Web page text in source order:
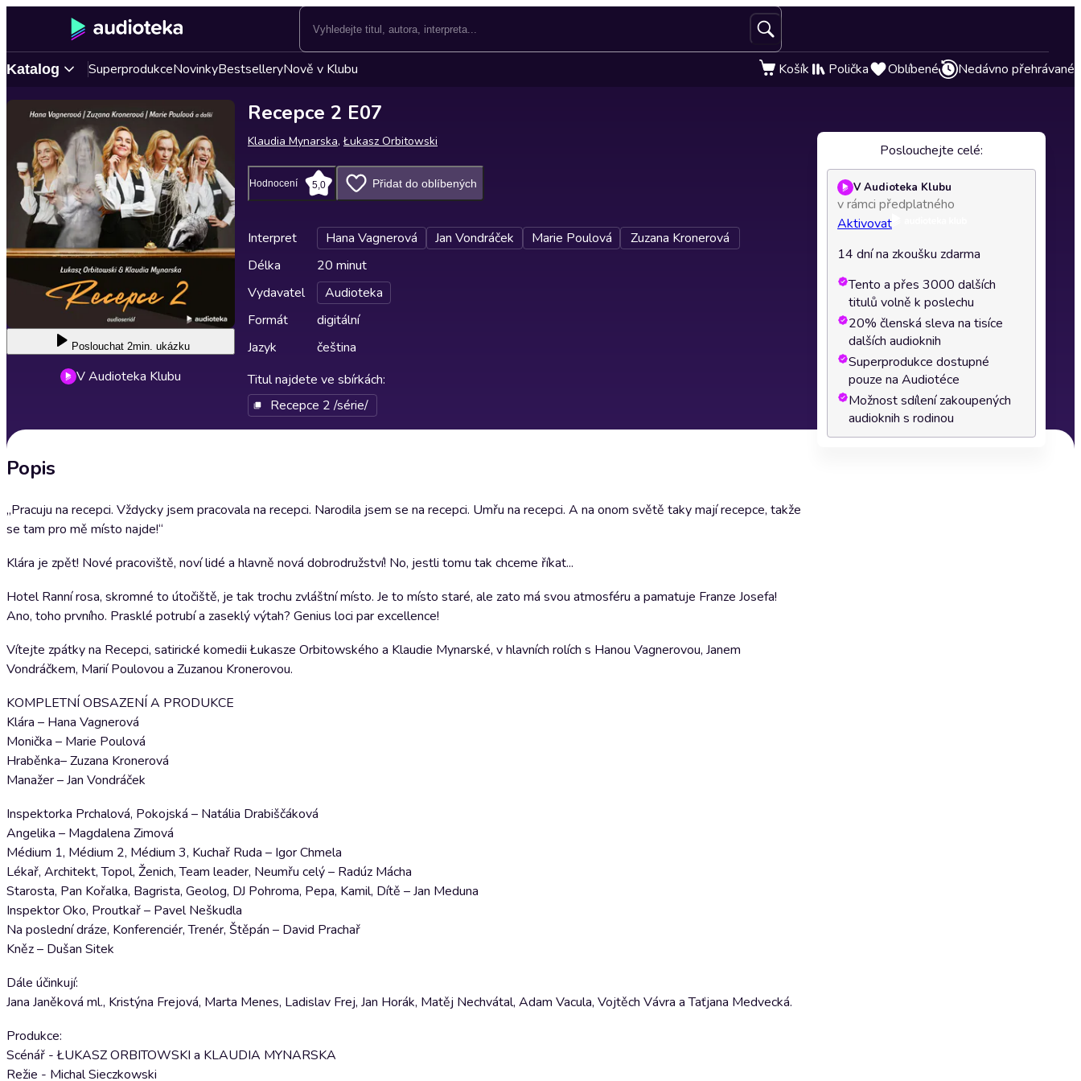
Katalog SuperprodukceNovinkyBestselleryNově v Klubu Košík Polička Oblíbené Nedávno přehrávané
Poslouchat 2min. ukázku
V Audioteka Klubu
Recepce 2 E07
Klaudia Mynarska, Łukasz Orbitowski
Hodnocení 5,0 Přidat do oblíbených
Interpret Hana Vagnerová Jan Vondráček Marie Poulová
Zuzana Kronerová
Délka
20 minut
Vydavatel
Audioteka
Formát
digitální
Jazyk
čeština
Titul najdete ve sbírkách:
Recepce 2 /série/
Popis
„Pracuju na recepci. Vždycky jsem pracovala na recepci. Narodila jsem se na recepci. Umřu na recepci. A na onom světě taky mají recepce, takže
se tam pro mě místo najde!“
Klára je zpět! Nové pracoviště, noví lidé a hlavně nová dobrodružství! No, jestli tomu tak chceme říkat...
Hotel Ranní rosa, skromné to útočiště, je tak trochu zvláštní místo. Je to místo staré, ale zato má svou atmosféru a pamatuje Franze Josefa!
Ano, toho prvního. Prasklé potrubí a zaseklý výtah? Genius loci par excellence!
Vítejte zpátky na Recepci, satirické komedii Łukasze Orbitowského a Klaudie Mynarské, v hlavních rolích s Hanou Vagnerovou, Janem
Vondráčkem, Marií Poulovou a Zuzanou Kronerovou.
KOMPLETNÍ OBSAZENÍ A PRODUKCE
Klára – Hana Vagnerová
Monička – Marie Poulová
Hraběnka– Zuzana Kronerová
Manažer – Jan Vondráček
Inspektorka Prchalová, Pokojská – Natália Drabiščáková
Angelika – Magdalena Zimová
Médium 1, Médium 2, Médium 3, Kuchař Ruda – Igor Chmela
Lékař, Architekt, Topol, Ženich, Team leader, Neumřu celý – Radúz Mácha
Starosta, Pan Kořalka, Bagrista, Geolog, DJ Pohroma, Pepa, Kamil, Dítě – Jan Meduna
Inspektor Oko, Proutkař – Pavel Neškudla
Na poslední dráze, Konferenciér, Trenér, Štěpán – David Prachař
Kněz – Dušan Sitek
Dále účinkují:
Jana Janěková ml., Kristýna Frejová, Marta Menes, Ladislav Frej, Jan Horák, Matěj Nechvátal, Adam Vacula, Vojtěch Vávra a Taťjana Medvecká.
Produkce:
Scénář - ŁUKASZ ORBITOWSKI a KLAUDIA MYNARSKA
Režie - Michal Sieczkowski
Poslouchejte celé:
V Audioteka Klubu
v rámci předplatného
Aktivovat
14 dní na zkoušku zdarma
Tento a přes 3000 dalších
titulů volně k poslechu
20% členská sleva na tisíce
dalších audioknih
Superprodukce dostupné
pouze na Audiotéce
Možnost sdílení zakoupených
audioknih s rodinou